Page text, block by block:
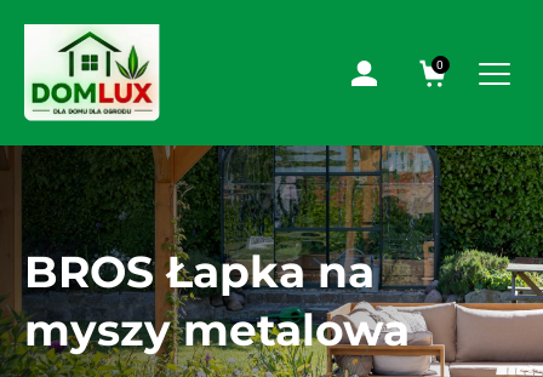
0
BROS Łapka na
myszy metalowa